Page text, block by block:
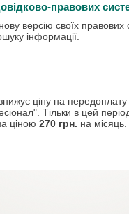
правових
версію своїх правових
інформації.
ціну на передоплату
Тільки в цей
ціною 270 грн. на місяць.